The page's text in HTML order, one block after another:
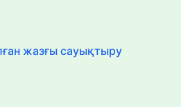
жазғы сауықтыру